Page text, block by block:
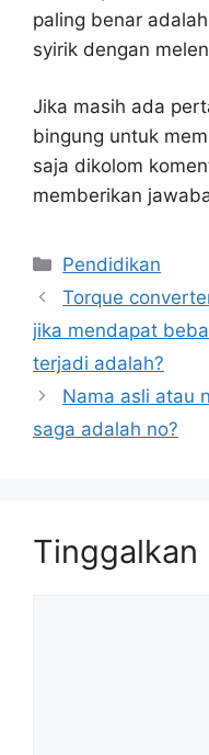
paling benar
syirik dengan
Jika masih ada
bingung untuk
saja dikolom
memberikan
Kategori
Pendidikan
Torque
jika mendapat
terjadi adalah?
Nama asli atau
saga adalah no?
Tinggalkan